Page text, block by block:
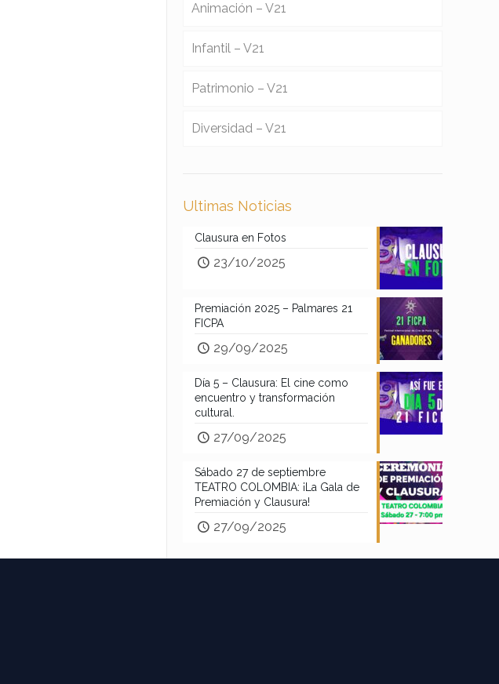
Animación – V21
Infantil – V21
Patrimonio – V21
Diversidad – V21
Ultimas Noticias
Clausura en Fotos
23/10/2025
Premiación 2025 – Palmares 21
FICPA
29/09/2025
Día 5 – Clausura: El cine como
encuentro y transformación
cultural.
27/09/2025
Sábado 27 de septiembre
TEATRO COLOMBIA: ¡La Gala de
Premiación y Clausura!
27/09/2025